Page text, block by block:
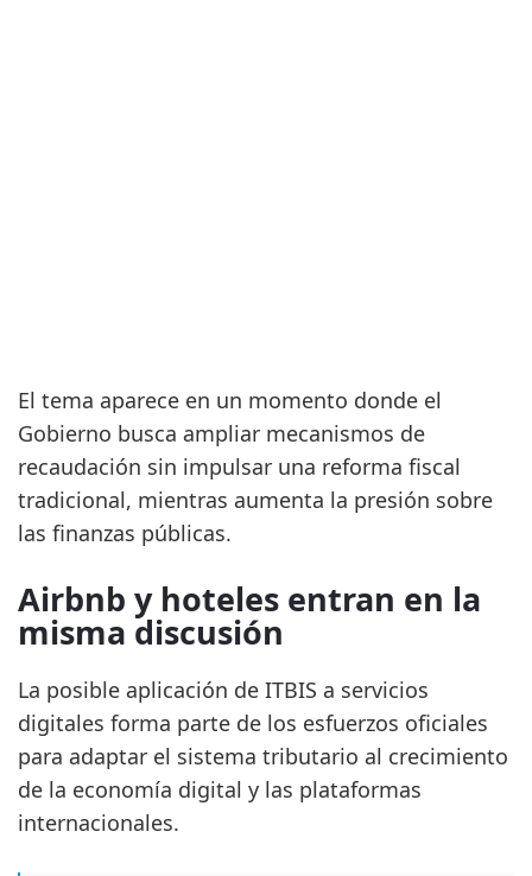
El tema aparece en un momento donde el
Gobierno busca ampliar mecanismos de
recaudación sin impulsar una reforma fiscal
tradicional, mientras aumenta la presión sobre
las finanzas públicas.
Airbnb y hoteles entran en la
misma discusión
La posible aplicación de ITBIS a servicios
digitales forma parte de los esfuerzos oficiales
para adaptar el sistema tributario al crecimiento
de la economía digital y las plataformas
internacionales.